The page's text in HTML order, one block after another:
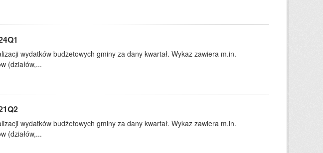
wydatków budżetowych gminy za dany kwartał. Wykaz zawiera m.in.
(działów,...
wydatków budżetowych gminy za dany kwartał. Wykaz zawiera m.in.
(działów,...